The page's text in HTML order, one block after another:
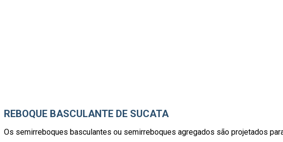
REBOQUE BASCULANTE DE SUCATA
Os semirreboques basculantes ou semirreboques agregados são projetados